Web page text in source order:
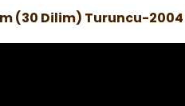
(30 Dilim) Turuncu-